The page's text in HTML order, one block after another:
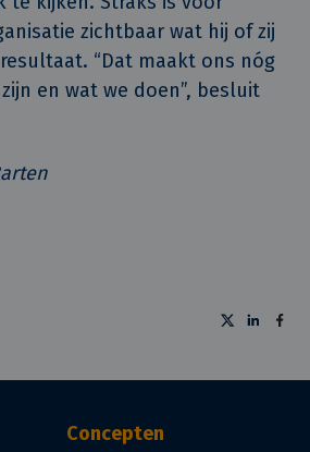
zichtbaar wat hij of zij
“Dat maakt ons nóg
en wat we doen”, besluit
Concepten